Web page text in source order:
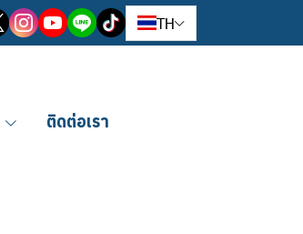
TH
ติดต่อเรา